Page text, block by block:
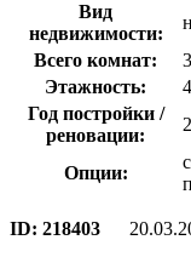
Вид
недвижимости:
Всего комнат:
3
Этажность:
4
Год постройки /
реновации:
Опции:
ID: 218403